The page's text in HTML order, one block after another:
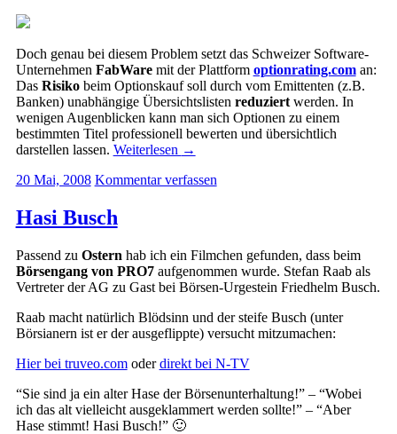
Doch genau bei diesem Problem setzt das Schweizer Software-
Unternehmen FabWaremit der Plattform optionrating.coman:
Das Risiko beim Optionskauf soll durch vom Emittenten (z.B.
Banken) unabhängige Übersichtslisten reduziert werden. In
wenigen Augenblicken kann man sich Optionen zu einem
bestimmten Titel professionell bewerten und übersichtlich
darstellen lassen. Weiterlesen →
20 Mai, 2008 Kommentar verfassen
Hasi Busch
Passend zu Ostern hab ich ein Filmchen gefunden, dass beim
Börsengang von PRO7aufgenommen wurde. Stefan Raab als
Vertreter der AG zu Gast bei Börsen-Urgestein Friedhelm Busch.
Raab macht natürlich Blödsinn und der steife Busch (unter
Börsianern ist er der ausgeflippte) versucht mitzumachen:
Hier bei truveo.comoderdirekt bei N-TV
“Sie sind ja ein alter Hase der Börsenunterhaltung!” – “Wobei
ich das alt vielleicht ausgeklammert werden sollte!” – “Aber
Hase stimmt! Hasi Busch!” 🙂